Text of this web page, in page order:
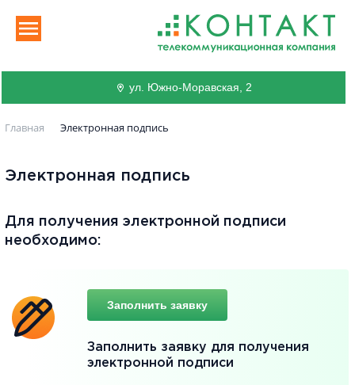
ул. Южно-Моравская, 2
Главная Электронная подпись
Электронная подпись
Для получения электронной подписи
необходимо:
Заполнить заявку
Заполнить заявку для получения
электронной подписи